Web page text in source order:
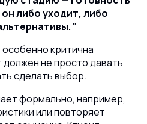
либо уходит, либо
критична
не просто давать
сделать выбор.
формально, например,
или повторяет